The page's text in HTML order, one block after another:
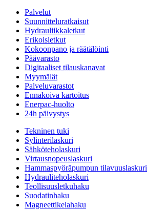
Palvelut
Suunnitteluratkaisut
Hydrauliikkaletkut
Erikoisletkut
Kokoonpano ja räätälöinti
Päävarasto
Digitaaliset tilauskanavat
Myymälät
Palveluvarastot
Ennakoiva kartoitus
Enerpac-huolto
24h päivystys
Tekninen tuki
Sylinterilaskuri
Sähköteholaskuri
Virtausnopeuslaskuri
Hammaspyöräpumpun tilavuuslaskuri
Hydrauliteholaskuri
Teollisuusletkuhaku
Suodatinhaku
Magneettikelahaku